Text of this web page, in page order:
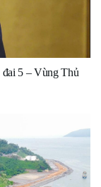
5 – Vùng Thủ